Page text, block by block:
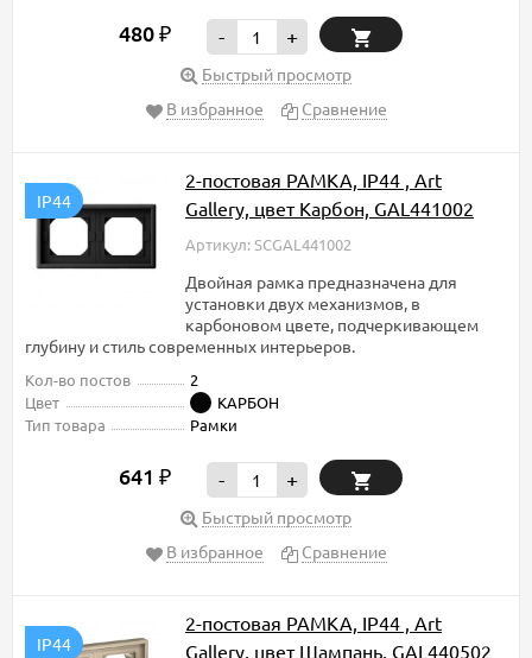
480 ₽ - +
Быстрый просмотр
В избранное
Сравнение
IP44
2-постовая РАМКА, IP44 , Art
Gallery, цвет Карбон, GAL441002
Артикул: SCGAL441002
Двойная рамка предназначена для
установки двух механизмов, в
карбоновом цвете, подчеркивающем
глубину и стиль современных интерьеров.
Кол-во постов
2
Цвет
КАРБОН
Тип товара
Рамки
641 ₽ - +
Быстрый просмотр
В избранное
Сравнение
IP44
2-постовая РАМКА, IP44 , Art
Gallery, цвет Шампань, GAL440502